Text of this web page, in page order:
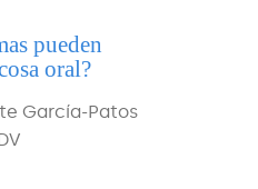
pueden
oral?
García-Patos